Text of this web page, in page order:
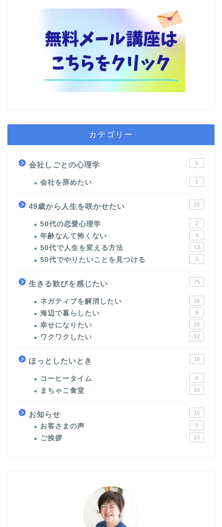
カテゴリー
会社しごとの心理学 6
会社を辞めたい 1
49歳から人生を咲かせたい 22
50代の恋愛心理学 2
年齢なんて怖くない 4
50代で人生を変える方法 13
50代でやりたいことを見つける 2
生きる歓びを感じたい 75
ネガティブを解消したい 26
海辺で暮らしたい 9
幸せになりたい 28
ワクワクしたい 12
ほっとしたいとき 18
コーヒータイム 8
まちゃこ食堂 10
お知らせ 16
お客さまの声 3
ご挨拶 13